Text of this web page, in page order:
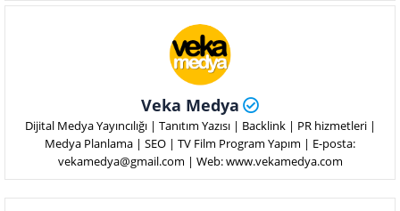
Veka Medya
Dijital Medya Yayıncılığı | Tanıtım Yazısı | Backlink | PR hizmetleri |
Medya Planlama | SEO | TV Film Program Yapım | E-posta:
vekamedya@gmail.com | Web: www.vekamedya.com